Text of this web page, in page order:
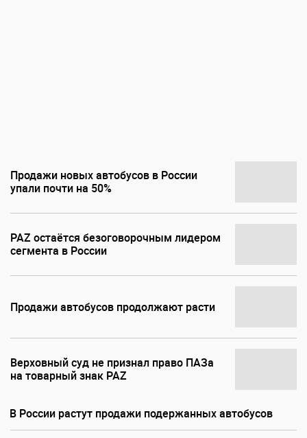
Продажи новых автобусов в России
упали почти на 50%
PAZ остаётся безоговорочным лидером
сегмента в России
Продажи автобусов продолжают расти
Верховный суд не признал право ПАЗа
на товарный знак PAZ
В России растут продажи подержанных автобусов